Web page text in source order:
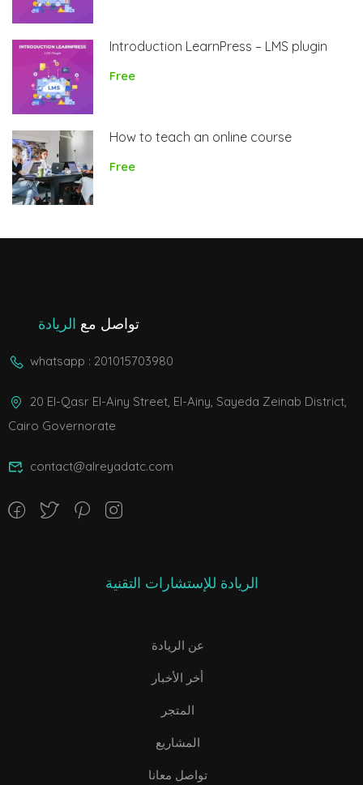
Introduction LearnPress – LMS plugin
Free
How to teach an online course
Free
تواصل مع الريادة
whatsapp : 201015703980
20 El-Qasr El-Ainy Street, El-Ainy, Sayeda Zeinab District,
Cairo Governorate
contact@alreyadatc.com
الريادة للإستشارات التقنية
عن الريادة
أخر الأخبار
المتجر
المشاريع
تواصل معانا